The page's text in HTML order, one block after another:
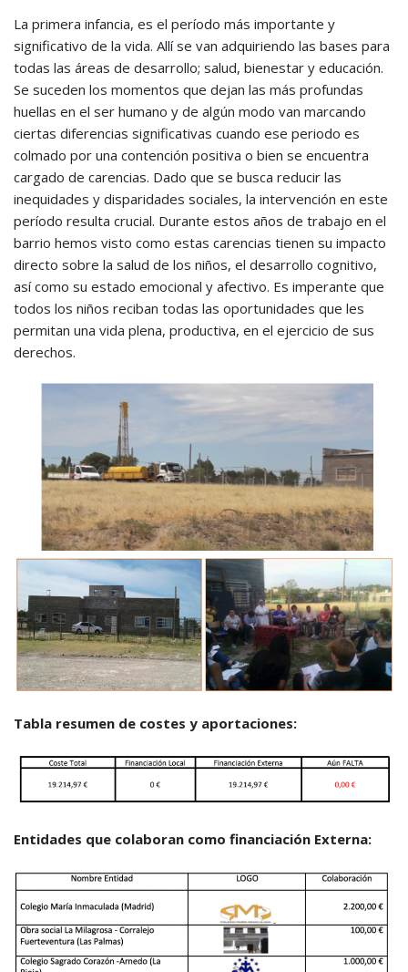
La primera infancia, es el período más importante y
significativo de la vida. Allí se van adquiriendo las bases para
todas las áreas de desarrollo; salud, bienestar y educación.
Se suceden los momentos que dejan las más profundas
huellas en el ser humano y de algún modo van marcando
ciertas diferencias significativas cuando ese periodo es
colmado por una contención positiva o bien se encuentra
cargado de carencias. Dado que se busca reducir las
inequidades y disparidades sociales, la intervención en este
período resulta crucial. Durante estos años de trabajo en el
barrio hemos visto como estas carencias tienen su impacto
directo sobre la salud de los niños, el desarrollo cognitivo,
así como su estado emocional y afectivo. Es imperante que
todos los niños reciban todas las oportunidades que les
permitan una vida plena, productiva, en el ejercicio de sus
derechos.
Tabla resumen de costes y aportaciones:
Entidades que colaboran como financiación Externa: